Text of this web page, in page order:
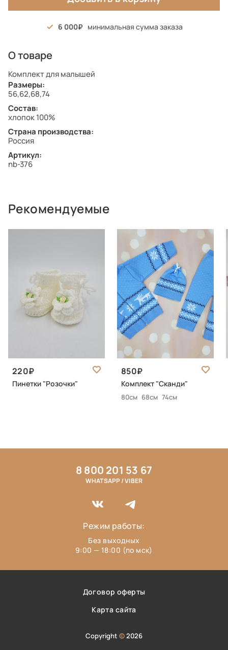
6 000 минимальная сумма заказа
О товаре
Комплект для малышей
Размеры:
56,62,68,74
Состав:
хлопок 100%
Страна производства:
Россия
Артикул:
nb-376
Рекомендуемые
220
Пинетки "Розочки"
850
Комплект "Сканди"
80см 68см 74см
Договор оферты
Карта сайта
Copyright ©2026
8 800 201 53 67
WHATSAPP / VIBER
Режим работы:
Без выходных
9:00 — 18:00 (по мск)